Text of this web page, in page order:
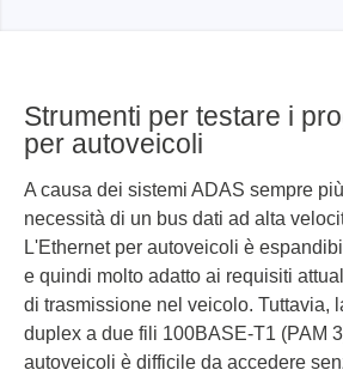
Strumenti per testare i
per autoveicoli
A causa dei sistemi ADAS sempre
necessità di un bus dati ad alta
L'Ethernet per autoveicoli è
e quindi molto adatto ai requisiti
di trasmissione nel veicolo. Tuttavia,
duplex a due fili 100BASE-T1 (PAM
autoveicoli è difficile da accedere